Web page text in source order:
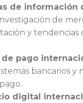
de información
de
y tendencias
pago
bancarios y
digital